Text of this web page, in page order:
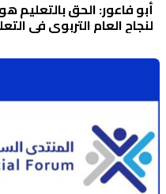
أبو فاعور: الحق
لنجاح العام التربوي في